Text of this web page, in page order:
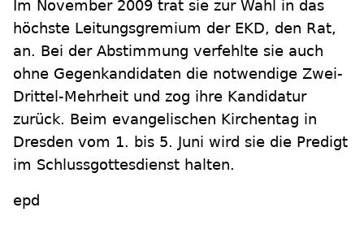
Im November 2009 trat sie zur Wahl in das
höchste Leitungsgremium der EKD, den Rat,
an. Bei der Abstimmung verfehlte sie auch
ohne Gegenkandidaten die notwendige Zwei-
Drittel-Mehrheit und zog ihre Kandidatur
zurück. Beim evangelischen Kirchentag in
Dresden vom 1. bis 5. Juni wird sie die Predigt
im Schlussgottesdienst halten.
epd